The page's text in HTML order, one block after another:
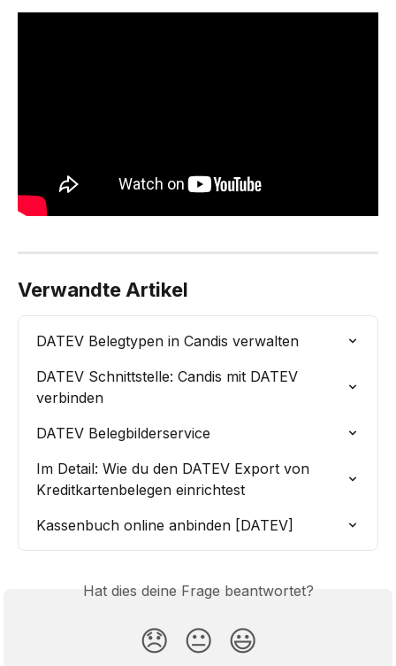
Verwandte Artikel
DATEV Belegtypen in Candis verwalten
DATEV Schnittstelle: Candis mit DATEV
verbinden
DATEV Belegbilderservice
Im Detail: Wie du den DATEV Export von
Kreditkartenbelegen einrichtest
Kassenbuch online anbinden [DATEV]
Hat dies deine Frage beantwortet?
😞 😐 😃